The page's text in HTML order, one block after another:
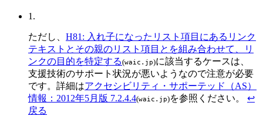
1.
ただし、 H81: 入れ子になったリスト項目にあるリンク
テキストとその親のリスト項目とを組み合わせて、リ
ンクの目的を特定する(waic.jp)に該当するケースは、
支援技術のサポート状況が悪いようなので注意が必要
です。詳細はアクセシビリティ・サポーテッド（AS）
情報：2012年5月版 7.2.4.4(waic.jp)を参照ください。 ↩
戻る